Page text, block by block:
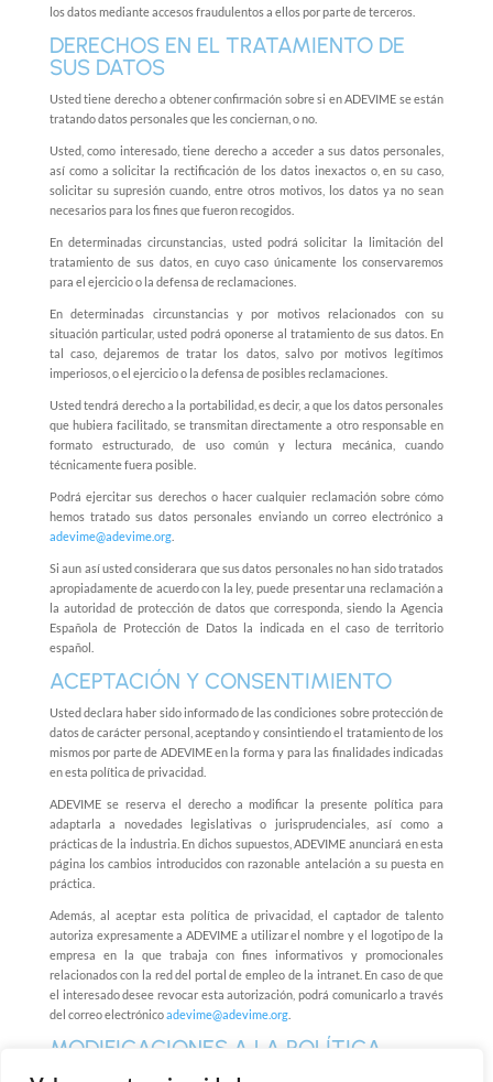
los datos mediante accesos fraudulentos a ellos por parte de terceros.
DERECHOS EN EL TRATAMIENTO DE
SUS DATOS
Usted tiene derecho a obtener confirmación sobre si en ADEVIME se están
tratando datos personales que les conciernan, o no.
Usted, como interesado, tiene derecho a acceder a sus datos personales,
así como a solicitar la rectificación de los datos inexactos o, en su caso,
solicitar su supresión cuando, entre otros motivos, los datos ya no sean
necesarios para los fines que fueron recogidos.
En determinadas circunstancias, usted podrá solicitar la limitación del
tratamiento de sus datos, en cuyo caso únicamente los conservaremos
para el ejercicio o la defensa de reclamaciones.
En determinadas circunstancias y por motivos relacionados con su
situación particular, usted podrá oponerse al tratamiento de sus datos. En
tal caso, dejaremos de tratar los datos, salvo por motivos legítimos
imperiosos, o el ejercicio o la defensa de posibles reclamaciones.
Usted tendrá derecho a la portabilidad, es decir, a que los datos personales
que hubiera facilitado, se transmitan directamente a otro responsable en
formato estructurado, de uso común y lectura mecánica, cuando
técnicamente fuera posible.
Podrá ejercitar sus derechos o hacer cualquier reclamación sobre cómo
hemos tratado sus datos personales enviando un correo electrónico a
adevime@adevime.org.
Si aun así usted considerara que sus datos personales no han sido tratados
apropiadamente de acuerdo con la ley, puede presentar una reclamación a
la autoridad de protección de datos que corresponda, siendo la Agencia
Española de Protección de Datos la indicada en el caso de territorio
español.
ACEPTACIÓN Y CONSENTIMIENTO
Usted declara haber sido informado de las condiciones sobre protección de
datos de carácter personal, aceptando y consintiendo el tratamiento de los
mismos por parte de ADEVIME en la forma y para las finalidades indicadas
en esta política de privacidad.
ADEVIME se reserva el derecho a modificar la presente política para
adaptarla a novedades legislativas o jurisprudenciales, así como a
prácticas de la industria. En dichos supuestos, ADEVIME anunciará en esta
página los cambios introducidos con razonable antelación a su puesta en
práctica.
Además, al aceptar esta política de privacidad, el captador de talento
autoriza expresamente a ADEVIME a utilizar el nombre y el logotipo de la
empresa en la que trabaja con fines informativos y promocionales
relacionados con la red del portal de empleo de la intranet. En caso de que
el interesado desee revocar esta autorización, podrá comunicarlo a través
del correo electrónico adevime@adevime.org.
MODIFICACIONES A LA POLÍTICA
Mencionar que ADEVIME se reserva el derecho de modificar la política y